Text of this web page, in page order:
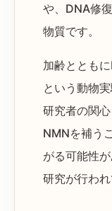
や、DNA修
物質です。
加齢ととも
という動物
研究者の関
NMNを補う
がる可能性
研究が行われ